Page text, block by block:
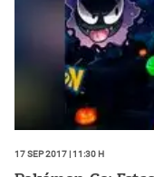
17 Sep 2017 | 11:30 h